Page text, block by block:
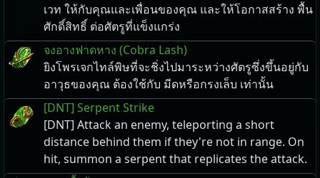
เวท ให้กับคุณและเพื่อนของคุณ และให้โอกาสสร้าง พื้น
ศักดิ์สิทธิ์ ต่อศัตรูที่แข็งแกร่ง
จงอางฟาดหาง (Cobra Lash)
ยิงโพรเจกไทล์พิษที่จะชิ่งไปมาระหว่างศัตรูซึ่งขึ้นอยู่กับ
อาวุธของคุณ ต้องใช้กับ มีดหรือกรงเล็บ เท่านั้น
[DNT] Serpent Strike
[DNT] Attack an enemy, teleporting a short
distance behind them if they're not in range. On
hit, summon a serpent that replicates the attack.